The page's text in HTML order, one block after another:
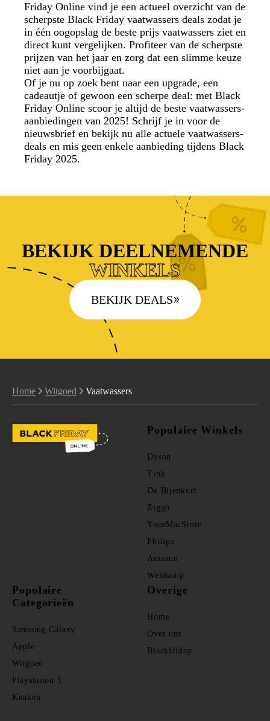
Friday Online vind je een actueel overzicht van de
scherpste Black Friday vaatwassers deals zodat je
in één oogopslag de beste prijs vaatwassers ziet en
direct kunt vergelijken. Profiteer van de scherpste
prijzen van het jaar en zorg dat een slimme keuze
niet aan je voorbijgaat.
Of je nu op zoek bent naar een upgrade, een
cadeautje of gewoon een scherpe deal: met Black
Friday Online scoor je altijd de beste vaatwassers-
aanbiedingen van 2025! Schrijf je in voor de
nieuwsbrief en bekijk nu alle actuele vaatwassers-
deals en mis geen enkele aanbieding tijdens Black
Friday 2025.
BEKIJK DEELNEMENDE
WINKELS
BEKIJK DEALS
Home Witgoed Vaatwassers
Populaire Winkels
Dyson
Tink
De Bijenkorf
Ziggo
YourMacStore
Philips
Amazon
Wehkamp
Populaire
Categorieën
Samsung Galaxy
Apple
Witgoed
Playstation 5
Keuken
Overige
Home
Over ons
Blackfriday